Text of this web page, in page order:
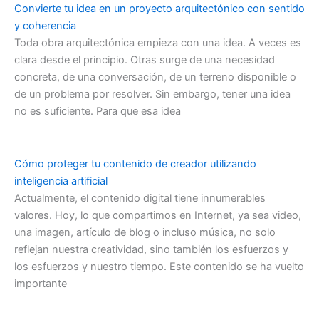
Convierte tu idea en un proyecto arquitectónico con sentido
y coherencia
Toda obra arquitectónica empieza con una idea. A veces es
clara desde el principio. Otras surge de una necesidad
concreta, de una conversación, de un terreno disponible o
de un problema por resolver. Sin embargo, tener una idea
no es suficiente. Para que esa idea
Cómo proteger tu contenido de creador utilizando
inteligencia artificial
Actualmente, el contenido digital tiene innumerables
valores. Hoy, lo que compartimos en Internet, ya sea video,
una imagen, artículo de blog o incluso música, no solo
reflejan nuestra creatividad, sino también los esfuerzos y
los esfuerzos y nuestro tiempo. Este contenido se ha vuelto
importante